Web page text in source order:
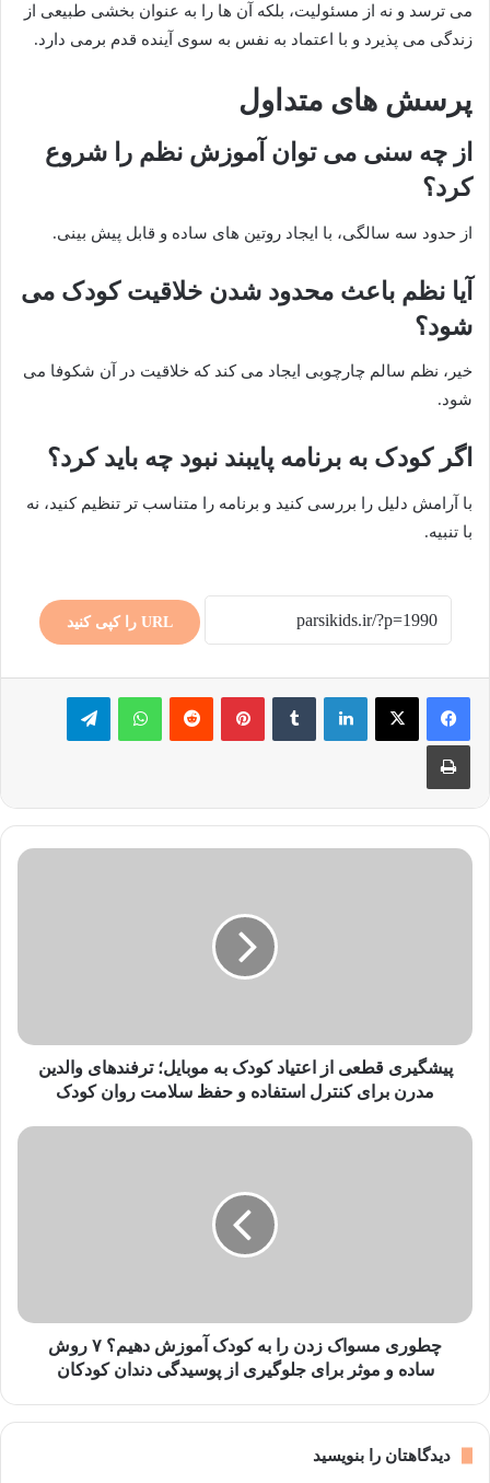
می ترسد و نه از مسئولیت، بلکه آن ها را به عنوان بخشی طبیعی از
زندگی می پذیرد و با اعتماد به نفس به سوی آینده قدم برمی دارد.
پرسش های متداول
از چه سنی می توان آموزش نظم را شروع
کرد؟
از حدود سه سالگی، با ایجاد روتین های ساده و قابل پیش بینی.
آیا نظم باعث محدود شدن خلاقیت کودک می
شود؟
خیر، نظم سالم چارچوبی ایجاد می کند که خلاقیت در آن شکوفا می
شود.
اگر کودک به برنامه پایبند نبود چه باید کرد؟
با آرامش دلیل را بررسی کنید و برنامه را متناسب تر تنظیم کنید، نه
با تنبیه.
URL را کپی کنید
لینکدین ‫تامبلر پینترست‫رددیت واتس آپ تلگرام
چاپ
پیشگیری
والدین
مدرن
استفاده
پیشگیری قطعی از اعتیاد کودک به موبایل؛ ترفندهای والدین
مدرن برای کنترل استفاده و حفظ سلامت روان کودک
چطوری
۷
جلوگیری
چطوری مسواک زدن را به کودک آموزش دهیم؟ ۷ روش
ساده و موثر برای جلوگیری از پوسیدگی دندان کودکان
دیدگاهتان را بنویسید